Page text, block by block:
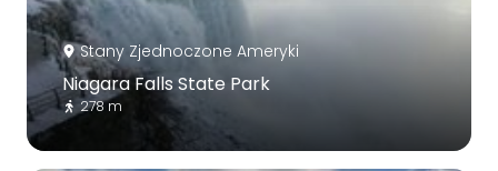
Stany Zjednoczone Ameryki
Niagara Falls State Park
278 m